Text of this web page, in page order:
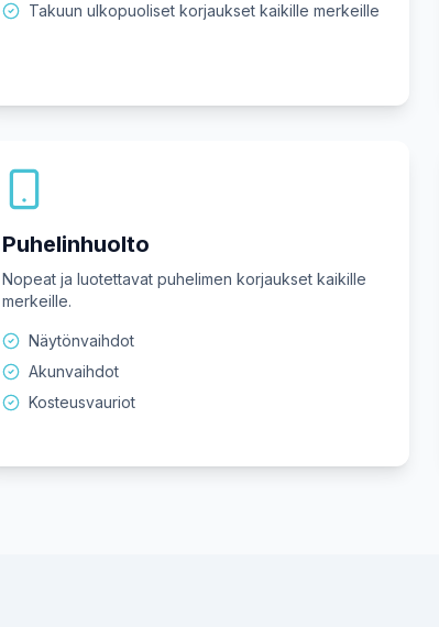
Takuun ulkopuoliset korjaukset kaikille merkeille
Puhelinhuolto
Nopeat ja luotettavat puhelimen korjaukset kaikille
merkeille.
Näytönvaihdot
Akunvaihdot
Kosteusvauriot